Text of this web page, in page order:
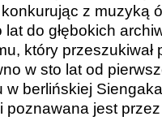
z muzyką
lat do głębokich
który przeszukiwał
w sto lat od
berlińskiej
jest